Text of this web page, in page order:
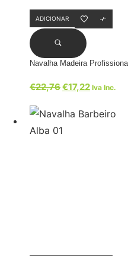
ADICIONAR
Navalha Madeira
€22,76€17,22 Iva Inc.